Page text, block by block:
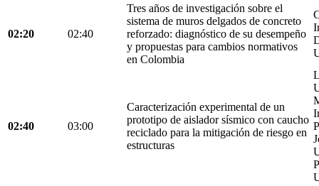
02:20 02:40
Tres años de investigación sobre el
sistema de muros delgados de concreto
reforzado: diagnóstico de su desempeño
y propuestas para cambios normativos
en Colombia
02:40 03:00
Caracterización experimental de un
prototipo de aislador sísmico con caucho
reciclado para la mitigación de riesgo en
estructuras